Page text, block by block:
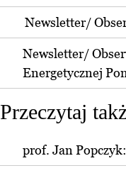
Newsletter/
Newsletter/
Energetycznej
Przeczytaj
prof. Jan